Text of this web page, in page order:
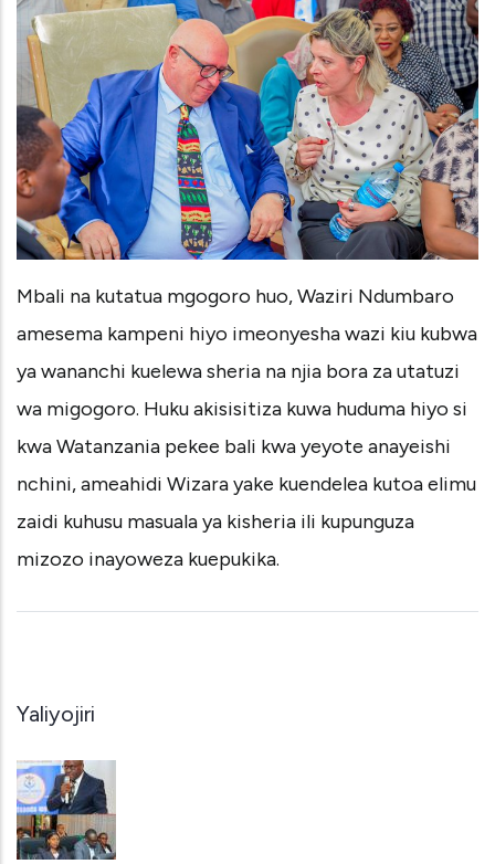
Mbali na kutatua mgogoro huo, Waziri Ndumbaro
amesema kampeni hiyo imeonyesha wazi kiu kubwa
ya wananchi kuelewa sheria na njia bora za utatuzi
wa migogoro. Huku akisisitiza kuwa huduma hiyo si
kwa Watanzania pekee bali kwa yeyote anayeishi
nchini, ameahidi Wizara yake kuendelea kutoa elimu
zaidi kuhusu masuala ya kisheria ili kupunguza
mizozo inayoweza kuepukika.
Yaliyojiri